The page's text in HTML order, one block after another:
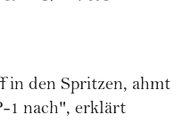
in den Spritzen, ahmt
1 nach", erklärt